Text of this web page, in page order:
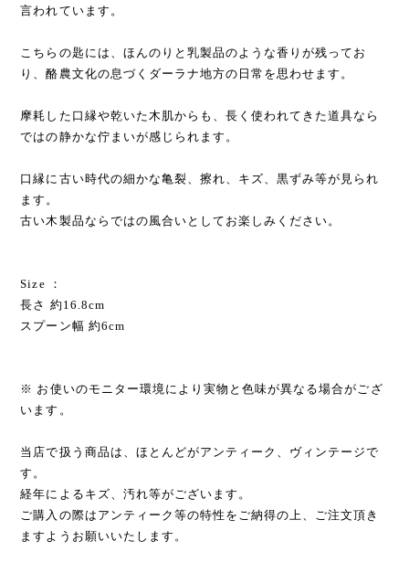
言われています。
こちらの匙には、ほんのりと乳製品のような香りが残ってお
り、酪農文化の息づくダーラナ地方の日常を思わせます。
摩耗した口縁や乾いた木肌からも、長く使われてきた道具なら
ではの静かな佇まいが感じられます。
口縁に古い時代の細かな亀裂、擦れ、キズ、黒ずみ等が見られ
ます。
古い木製品ならではの風合いとしてお楽しみください。
Size ：
長さ 約16.8cm
スプーン幅 約6cm
※ お使いのモニター環境により実物と色味が異なる場合がござ
います。
当店で扱う商品は、ほとんどがアンティーク、ヴィンテージで
す。
経年によるキズ、汚れ等がございます。
ご購入の際はアンティーク等の特性をご納得の上、ご注文頂き
ますようお願いいたします。